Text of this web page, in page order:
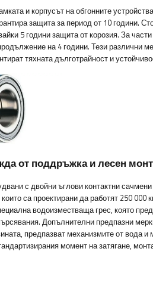
и корпусът на обгонните
защита за период от 10 години.
5 години защита от корозия. За
на 4 години. Тези различни
тяхната дълготрайност и
от поддръжка и лесен
с двойни ъглови контактни
са проектирани да работят 250 000
водоизместваща грес, която
Допълнителни предпазни
предпазват механизмите от вода и
момент на затягане,